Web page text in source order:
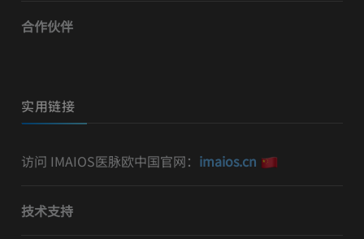
合作伙伴
实用链接
访问 IMAIOS医脉欧中国官网： imaios.cn
技术支持